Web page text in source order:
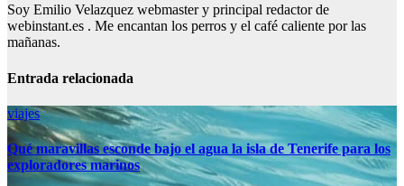
Soy Emilio Velazquez webmaster y principal redactor de
webinstant.es . Me encantan los perros y el café caliente por las
mañanas.
Entrada relacionada
viajes
Qué maravillas esconde bajo el agua la isla de Tenerife para los
exploradores marinos